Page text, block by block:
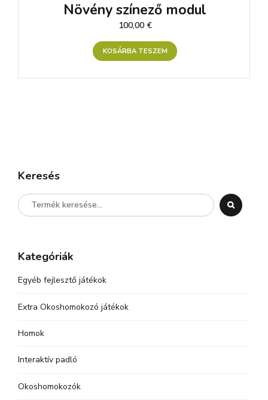
Növény színező modul
100,00 €
KOSÁRBA TESZEM
Keresés
Kategóriák
Egyéb fejlesztő játékok
Extra Okoshomokozó játékok
Homok
Interaktív padló
Okoshomokozók